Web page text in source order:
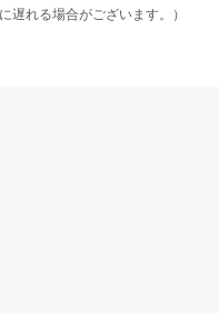
遅れる場合がございます。）